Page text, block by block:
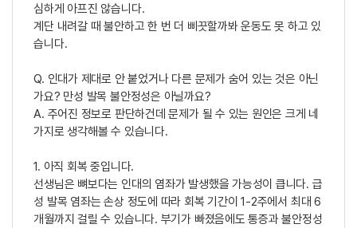
심하게 아프진 않습니다.
계단 내려갈 때 불안하고 한 번 더 삐끗할까봐 운동도 못 하고 있
습니다.
Q. 인대가 제대로 안 붙었거나 다른 문제가 숨어 있는 것은 아닌
가요? 만성 발목 불안정성은 아닐까요?
A. 주어진 정보로 판단하건데 문제가 될 수 있는 원인은 크게 네
가지로 생각해볼 수 있습니다.
1. 아직 회복 중입니다.
선생님은 뼈보다는 인대의 염좌가 발생했을 가능성이 큽니다. 급
성 발목 염좌는 손상 정도에 따라 회복 기간이 1-2주에서 최대 6
개월까지 걸릴 수 있습니다. 부기가 빠졌음에도 통증과 불안정성